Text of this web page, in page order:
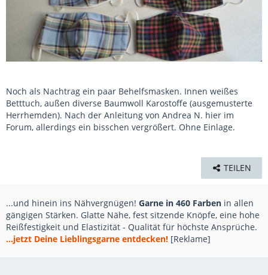
Noch als Nachtrag ein paar Behelfsmasken. Innen weißes
Betttuch, außen diverse Baumwoll Karostoffe (ausgemusterte
Herrhemden). Nach der Anleitung von Andrea N. hier im
Forum, allerdings ein bisschen vergrößert. Ohne Einlage.
TEILEN
...und hinein ins Nähvergnügen! Garne in 460 Farben in allen
gängigen Stärken. Glatte Nähe, fest sitzende Knöpfe, eine hohe
Reißfestigkeit und Elastizität - Qualität für höchste Ansprüche.
...jetzt Deine Lieblingsgarne entdecken! [Reklame]